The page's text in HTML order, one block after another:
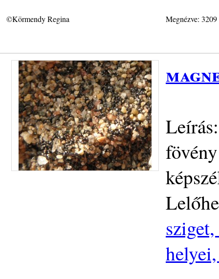
©Körmendy Regina Megnézve: